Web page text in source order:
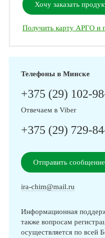
Хочу заказать
Получить карту АРГО и
Телефоны в Минске
+375 (29) 102-
Отвечаем в Viber
+375 (29) 729-
Отправить сообщение
ira-chim@mail.ru
Информационная
также вопросам
осуществляется по всей